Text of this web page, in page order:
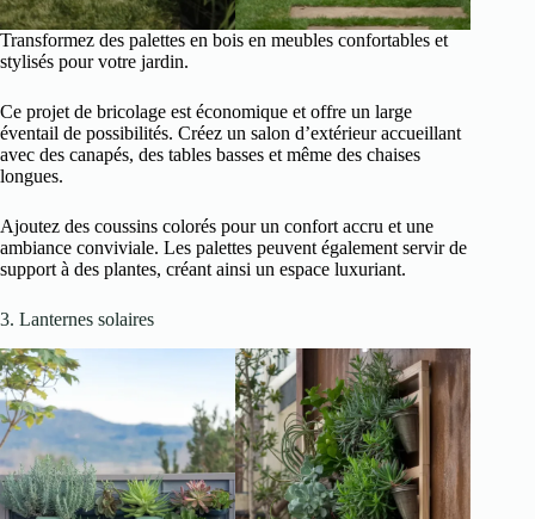
Transformez des palettes en bois en meubles confortables et
stylisés pour votre jardin.
Ce projet de bricolage est économique et offre un large
éventail de possibilités. Créez un salon d’extérieur accueillant
avec des canapés, des tables basses et même des chaises
longues.
Ajoutez des coussins colorés pour un confort accru et une
ambiance conviviale. Les palettes peuvent également servir de
support à des plantes, créant ainsi un espace luxuriant.
3. Lanternes solaires